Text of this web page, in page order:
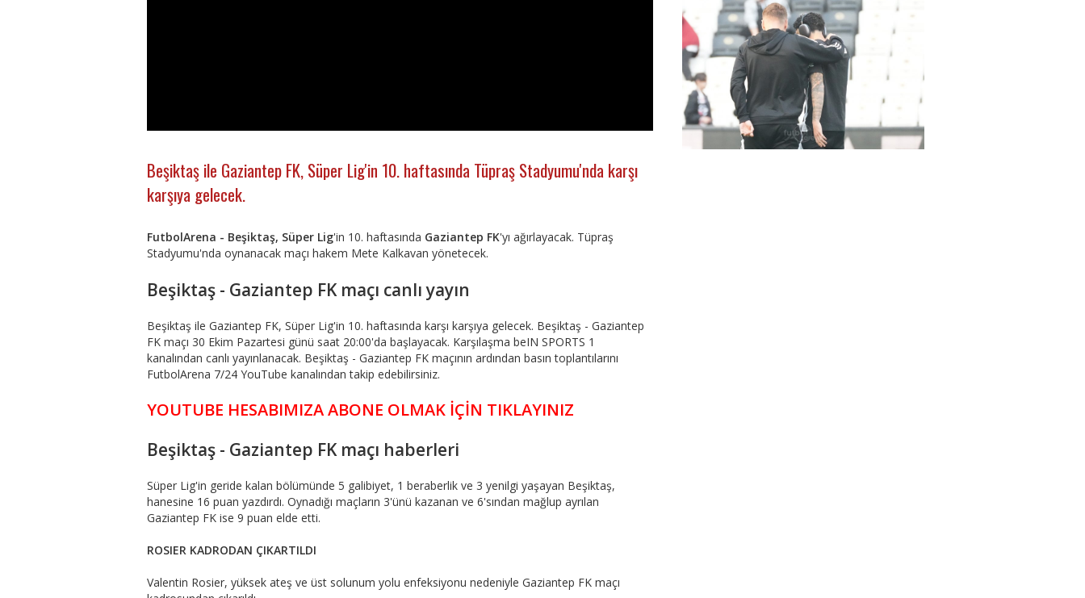
Beşiktaş ile Gaziantep FK, Süper Lig'in 10. haftasında Tüpraş Stadyumu'nda karşı
karşıya gelecek.
FutbolArena - Beşiktaş, Süper Lig'in 10. haftasında Gaziantep FK'yı ağırlayacak. Tüpraş
Stadyumu'nda oynanacak maçı hakem Mete Kalkavan yönetecek.
Beşiktaş - Gaziantep FK maçı canlı yayın
Beşiktaş ile Gaziantep FK, Süper Lig'in 10. haftasında karşı karşıya gelecek. Beşiktaş - Gaziantep
FK maçı 30 Ekim Pazartesi günü saat 20:00'da başlayacak. Karşılaşma beIN SPORTS 1
kanalından canlı yayınlanacak. Beşiktaş - Gaziantep FK maçının ardından basın toplantılarını
FutbolArena 7/24 YouTube kanalından takip edebilirsiniz.
YOUTUBE HESABIMIZA ABONE OLMAK İÇİN TIKLAYINIZ
Beşiktaş - Gaziantep FK maçı haberleri
Süper Lig'in geride kalan bölümünde 5 galibiyet, 1 beraberlik ve 3 yenilgi yaşayan Beşiktaş,
hanesine 16 puan yazdırdı. Oynadığı maçların 3'ünü kazanan ve 6'sından mağlup ayrılan
Gaziantep FK ise 9 puan elde etti.
ROSIER KADRODAN ÇIKARTILDI
Valentin Rosier, yüksek ateş ve üst solunum yolu enfeksiyonu nedeniyle Gaziantep FK maçı